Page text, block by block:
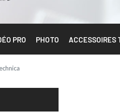
PRO PHOTO ACCESSOIRES